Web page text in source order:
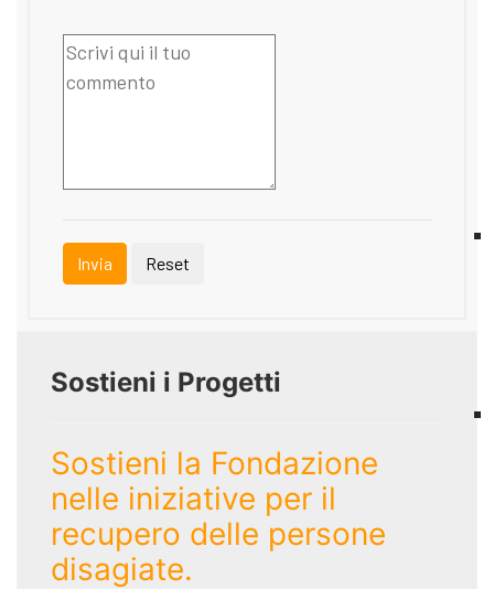
Invia Reset
Sostieni i Progetti
Sostieni la Fondazione
nelle iniziative per il
recupero delle persone
disagiate.